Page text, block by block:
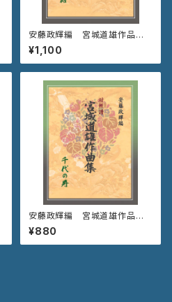
安藤政輝編 宮城道雄作品集
《唐 砧》
¥1,100
安藤政輝編 宮城道雄作品集
《千代の寿》
¥880